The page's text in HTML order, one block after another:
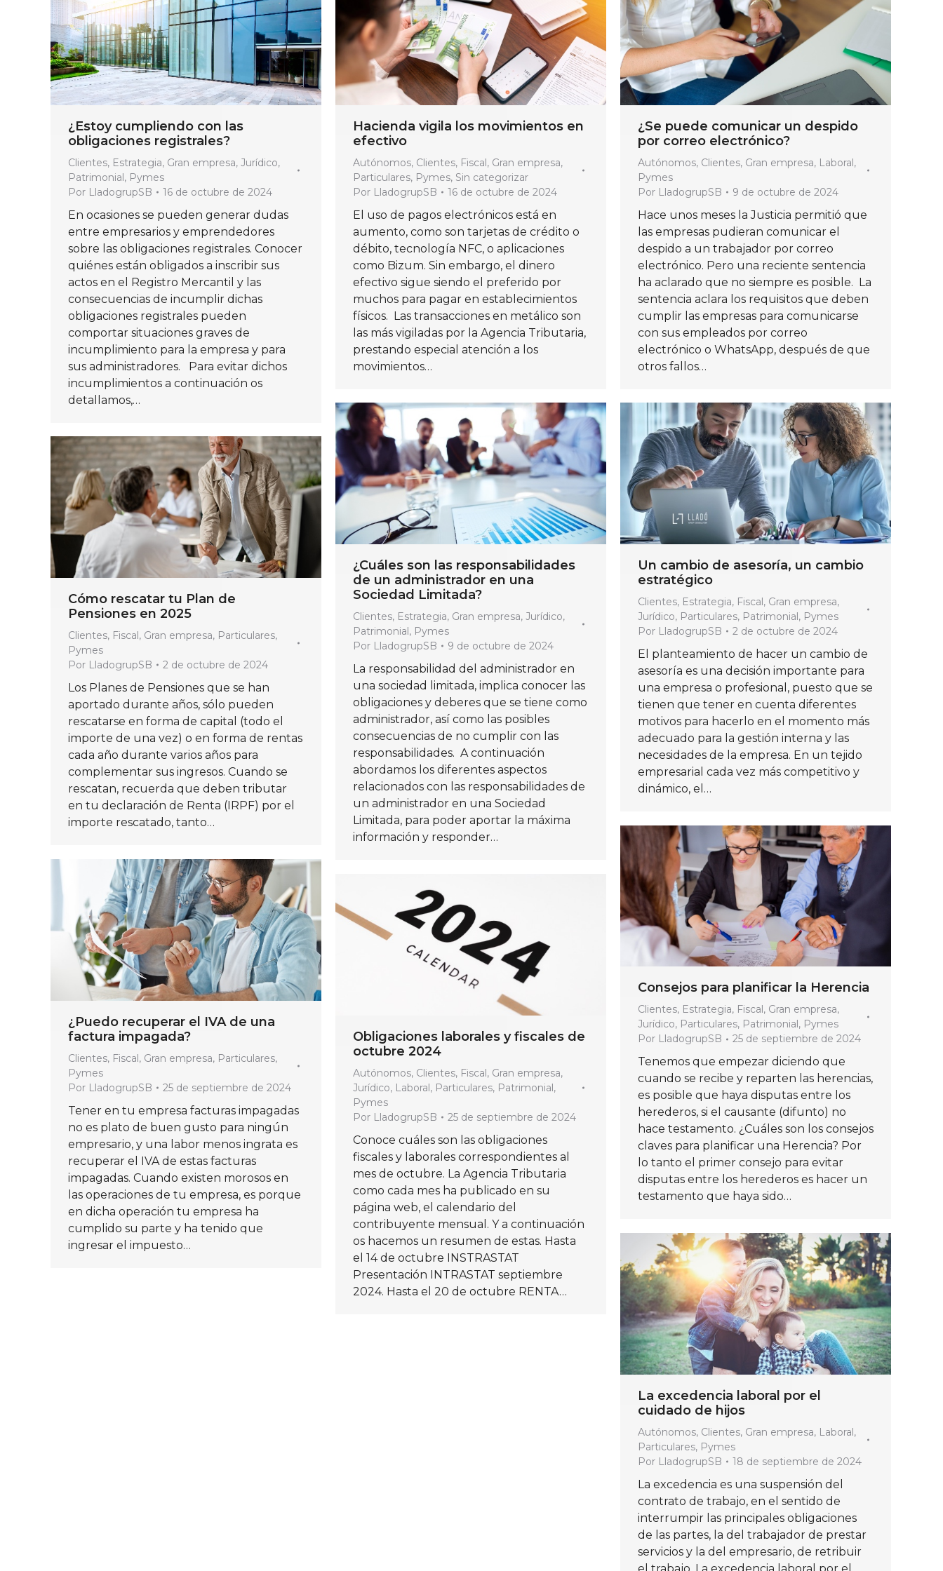
¿Estoy cumpliendo con las
obligaciones registrales?
Clientes, Estrategia, Gran empresa, Jurídico,
Patrimonial, Pymes
Por LladogrupSB 16 de octubre de 2024
En ocasiones se pueden generar dudas
entre empresarios y emprendedores
sobre las obligaciones registrales. Conocer
quiénes están obligados a inscribir sus
actos en el Registro Mercantil y las
consecuencias de incumplir dichas
obligaciones registrales pueden
comportar situaciones graves de
incumplimiento para la empresa y para
sus administradores. Para evitar dichos
incumplimientos a continuación os
detallamos,…
Hacienda vigila los movimientos en
efectivo
Autónomos, Clientes, Fiscal, Gran empresa,
Particulares, Pymes, Sin categorizar
Por LladogrupSB 16 de octubre de 2024
El uso de pagos electrónicos está en
aumento, como son tarjetas de crédito o
débito, tecnología NFC, o aplicaciones
como Bizum. Sin embargo, el dinero
efectivo sigue siendo el preferido por
muchos para pagar en establecimientos
físicos. Las transacciones en metálico son
las más vigiladas por la Agencia Tributaria,
prestando especial atención a los
movimientos…
¿Se puede comunicar un despido
por correo electrónico?
Autónomos, Clientes, Gran empresa, Laboral,
Pymes
Por LladogrupSB 9 de octubre de 2024
Hace unos meses la Justicia permitió que
las empresas pudieran comunicar el
despido a un trabajador por correo
electrónico. Pero una reciente sentencia
ha aclarado que no siempre es posible. La
sentencia aclara los requisitos que deben
cumplir las empresas para comunicarse
con sus empleados por correo
electrónico o WhatsApp, después de que
otros fallos…
¿Cuáles son las responsabilidades
de un administrador en una
Sociedad Limitada?
Clientes, Estrategia, Gran empresa, Jurídico,
Patrimonial, Pymes
Por LladogrupSB 9 de octubre de 2024
La responsabilidad del administrador en
una sociedad limitada, implica conocer las
obligaciones y deberes que se tiene como
administrador, así como las posibles
consecuencias de no cumplir con las
responsabilidades. A continuación
abordamos los diferentes aspectos
relacionados con las responsabilidades de
un administrador en una Sociedad
Limitada, para poder aportar la máxima
información y responder…
Un cambio de asesoría, un cambio
estratégico
Clientes, Estrategia, Fiscal, Gran empresa,
Jurídico, Particulares, Patrimonial, Pymes
Por LladogrupSB 2 de octubre de 2024
El planteamiento de hacer un cambio de
asesoría es una decisión importante para
una empresa o profesional, puesto que se
tienen que tener en cuenta diferentes
motivos para hacerlo en el momento más
adecuado para la gestión interna y las
necesidades de la empresa. En un tejido
empresarial cada vez más competitivo y
dinámico, el…
Cómo rescatar tu Plan de
Pensiones en 2025
Clientes, Fiscal, Gran empresa, Particulares,
Pymes
Por LladogrupSB 2 de octubre de 2024
Los Planes de Pensiones que se han
aportado durante años, sólo pueden
rescatarse en forma de capital (todo el
importe de una vez) o en forma de rentas
cada año durante varios años para
complementar sus ingresos. Cuando se
rescatan, recuerda que deben tributar
en tu declaración de Renta (IRPF) por el
importe rescatado, tanto…
Consejos para planificar la Herencia
Clientes, Estrategia, Fiscal, Gran empresa,
Jurídico, Particulares, Patrimonial, Pymes
Por LladogrupSB 25 de septiembre de 2024
Tenemos que empezar diciendo que
cuando se recibe y reparten las herencias,
es posible que haya disputas entre los
herederos, si el causante (difunto) no
hace testamento. ¿Cuáles son los consejos
claves para planificar una Herencia? Por
lo tanto el primer consejo para evitar
disputas entre los herederos es hacer un
testamento que haya sido…
¿Puedo recuperar el IVA de una
factura impagada?
Clientes, Fiscal, Gran empresa, Particulares,
Pymes
Por LladogrupSB 25 de septiembre de 2024
Tener en tu empresa facturas impagadas
no es plato de buen gusto para ningún
empresario, y una labor menos ingrata es
recuperar el IVA de estas facturas
impagadas. Cuando existen morosos en
las operaciones de tu empresa, es porque
en dicha operación tu empresa ha
cumplido su parte y ha tenido que
ingresar el impuesto…
Obligaciones laborales y fiscales de
octubre 2024
Autónomos, Clientes, Fiscal, Gran empresa,
Jurídico, Laboral, Particulares, Patrimonial,
Pymes
Por LladogrupSB 25 de septiembre de 2024
Conoce cuáles son las obligaciones
fiscales y laborales correspondientes al
mes de octubre. La Agencia Tributaria
como cada mes ha publicado en su
página web, el calendario del
contribuyente mensual. Y a continuación
os hacemos un resumen de estas. Hasta
el 14 de octubre INSTRASTAT
Presentación INTRASTAT septiembre
2024. Hasta el 20 de octubre RENTA…
La excedencia laboral por el
cuidado de hijos
Autónomos, Clientes, Gran empresa, Laboral,
Particulares, Pymes
Por LladogrupSB 18 de septiembre de 2024
La excedencia es una suspensión del
contrato de trabajo, en el sentido de
interrumpir las principales obligaciones
de las partes, la del trabajador de prestar
servicios y la del empresario, de retribuir